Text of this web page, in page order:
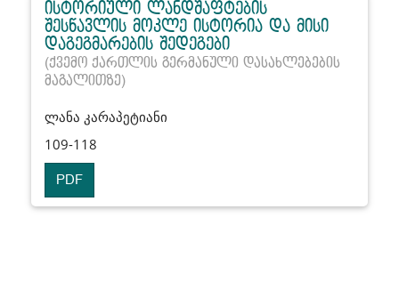
ისტორიული ლანდშაფტების
შესწავლის მოკლე ისტორია და მისი
დაგეგმარების შედეგები
(ქვემო ქართლის გერმანული დასახლებების
მაგალითზე)
ლანა კარაპეტიანი
109-118
PDF